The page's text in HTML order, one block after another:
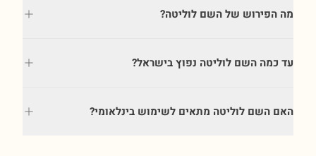
מה הפירוש של השם לוליטה?
עד כמה השם לוליטה נפוץ בישראל?
האם השם לוליטה מתאים לשימוש בינלאומי?